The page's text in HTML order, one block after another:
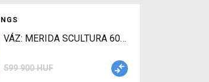
VÁZ: MERIDA SCULTURA 6000
599 900 HUF